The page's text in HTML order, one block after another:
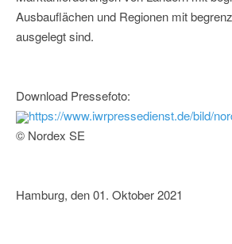
Ausbauflächen und Regionen mit
ausgelegt sind.
Download Pressefoto:
https://www.iwrpressedienst.de/bild/
© Nordex SE
Hamburg, den 01. Oktober 2021